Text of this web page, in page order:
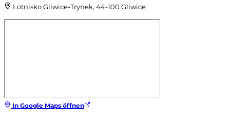
Lotnisko Gliwice-Trynek, 44-100 Gliwice
In Google Maps öffnen